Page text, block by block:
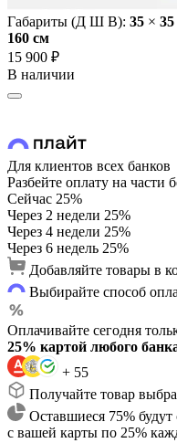
Габариты (Д Ш В): 35 × 35
160 cм
15 900 ₽
В наличии
Для клиентов всех банков
Разбейте оплату на части
Сейчас 25%
Через 2 недели 25%
Через 4 недели 25%
Через 6 недель 25%
Добавляйте товары в
Выбирайте способ
Оплачивайте сегодня
25% картой любого
+ 55
Получайте товар
Оставшиеся 75% будут
с вашей карты по 25%